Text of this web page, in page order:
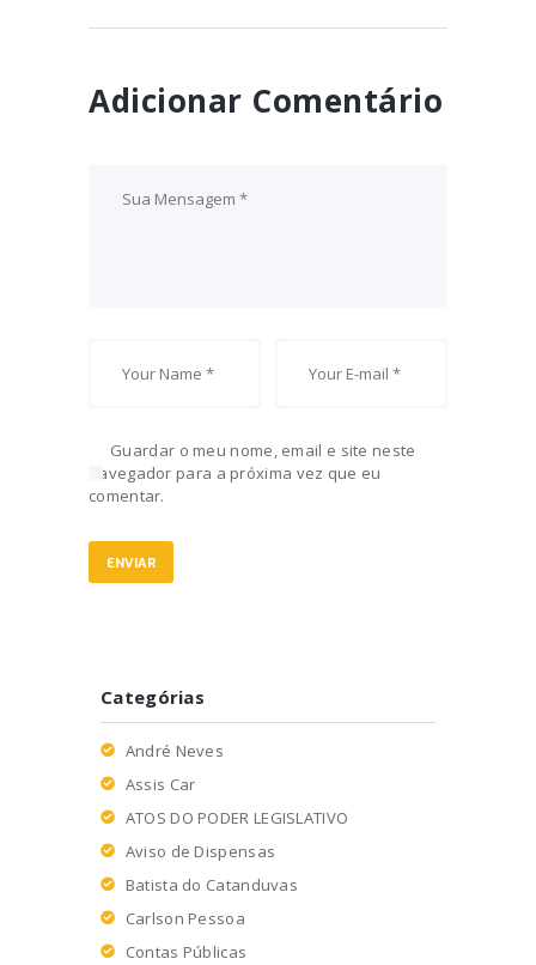
Adicionar Comentário
Guardar o meu nome, email e site neste
navegador para a próxima vez que eu
comentar.
Categórias
André Neves
Assis Car
ATOS DO PODER LEGISLATIVO
Aviso de Dispensas
Batista do Catanduvas
Carlson Pessoa
Contas Públicas